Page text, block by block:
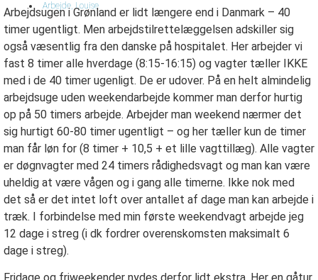
Arbejde,Louise
Arbejdsugen i Grønland er lidt længere end i Danmark – 40
timer ugentligt. Men arbejdstilrettelæggelsen adskiller sig
også væsentlig fra den danske på hospitalet. Her arbejder vi
fast 8 timer alle hverdage (8:15-16:15) og vagter tæller IKKE
med i de 40 timer ugenligt. De er udover. På en helt almindelig
arbejdsuge uden weekendarbejde kommer man derfor hurtig
op på 50 timers arbejde. Arbejder man weekend nærmer det
sig hurtigt 60-80 timer ugentligt – og her tæller kun de timer
man får løn for (8 timer + 10,5 + et lille vagttillæg). Alle vagter
er døgnvagter med 24 timers rådighedsvagt og man kan være
uheldig at være vågen og i gang alle timerne. Ikke nok med
det så er det intet loft over antallet af dage man kan arbejde i
træk. I forbindelse med min første weekendvagt arbejde jeg
12 dage i streg (i dk fordrer overenskomsten maksimalt 6
dage i streg).